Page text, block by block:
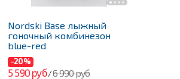
Nordski Base лыжный
гоночный комбинезон
blue-red
-20%
5 590 руб/6 990 руб